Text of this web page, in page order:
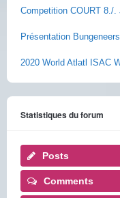
Competition COURT 8./.
Présentation
2020 World Atlatl ISAC
Statistiques du forum
Posts
Comments